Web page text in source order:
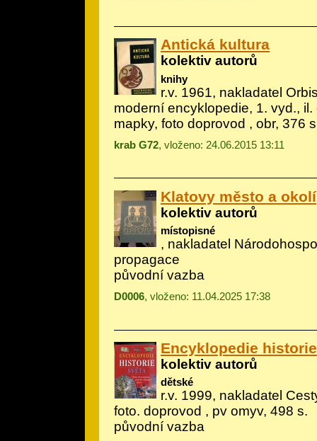
Antická kultura
kolektiv autorů
knihy
r.v. 1961, nakladatel
moderní encyklopedie, 1. vyd., il.
mapky, foto doprovod , obr, 376
krab G72, vloženo: 24.06.2015 13:11
Klatovy město a okolí
kolektiv autorů
místopisné
, nakladatel
propagace
původní vazba
D0006, vloženo: 11.04.2025 17:38
Encyklopedie
kolektiv autorů
dětské
r.v. 1999, nakladatel
foto. doprovod , pv omyv, 498 s.
původní vazba